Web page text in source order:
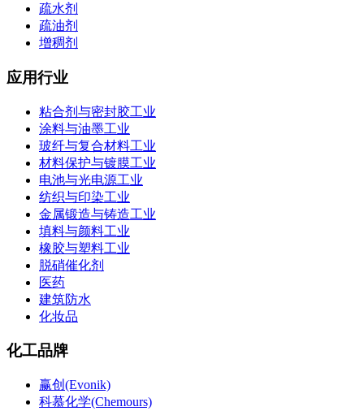
疏水剂
疏油剂
增稠剂
应用行业
粘合剂与密封胶工业
涂料与油墨工业
玻纤与复合材料工业
材料保护与镀膜工业
电池与光电源工业
纺织与印染工业
金属锻造与铸造工业
填料与颜料工业
橡胶与塑料工业
脱硝催化剂
医药
建筑防水
化妆品
化工品牌
赢创(Evonik)
科慕化学(Chemours)